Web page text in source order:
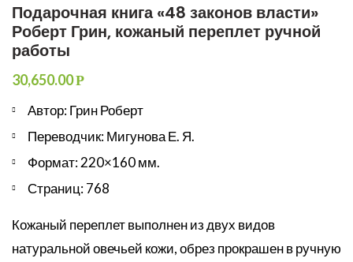
Подарочная книга «48 законов власти»
Роберт Грин, кожаный переплет ручной
работы
30,650.00Р
Автор: Грин Роберт
Переводчик: Мигунова Е. Я.
Формат: 220×160 мм.
Страниц: 768
Кожаный переплет выполнен из двух видов
натуральной овечьей кожи, обрез прокрашен в ручную